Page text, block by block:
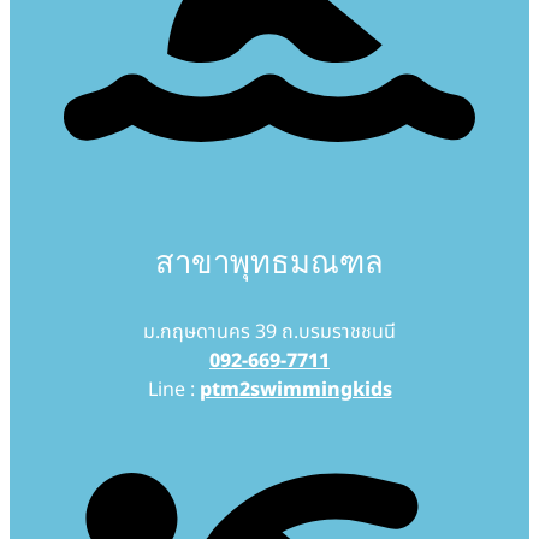
สาขาพุทธมณฑล
ม.กฤษดานคร 39 ถ.บรมราชชนนี
092-669-7711
Line : ptm2swimmingkids